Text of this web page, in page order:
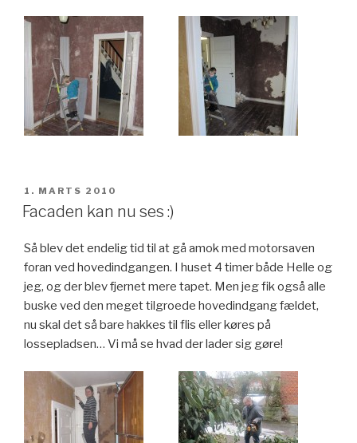
UDGIVET
DEN
1. MARTS 2010
Facaden kan nu ses :)
Så blev det endelig tid til at gå amok med motorsaven
foran ved hovedindgangen. I huset 4 timer både Helle og
jeg, og der blev fjernet mere tapet. Men jeg fik også alle
buske ved den meget tilgroede hovedindgang fældet,
nu skal det så bare hakkes til flis eller køres på
lossepladsen… Vi må se hvad der lader sig gøre!